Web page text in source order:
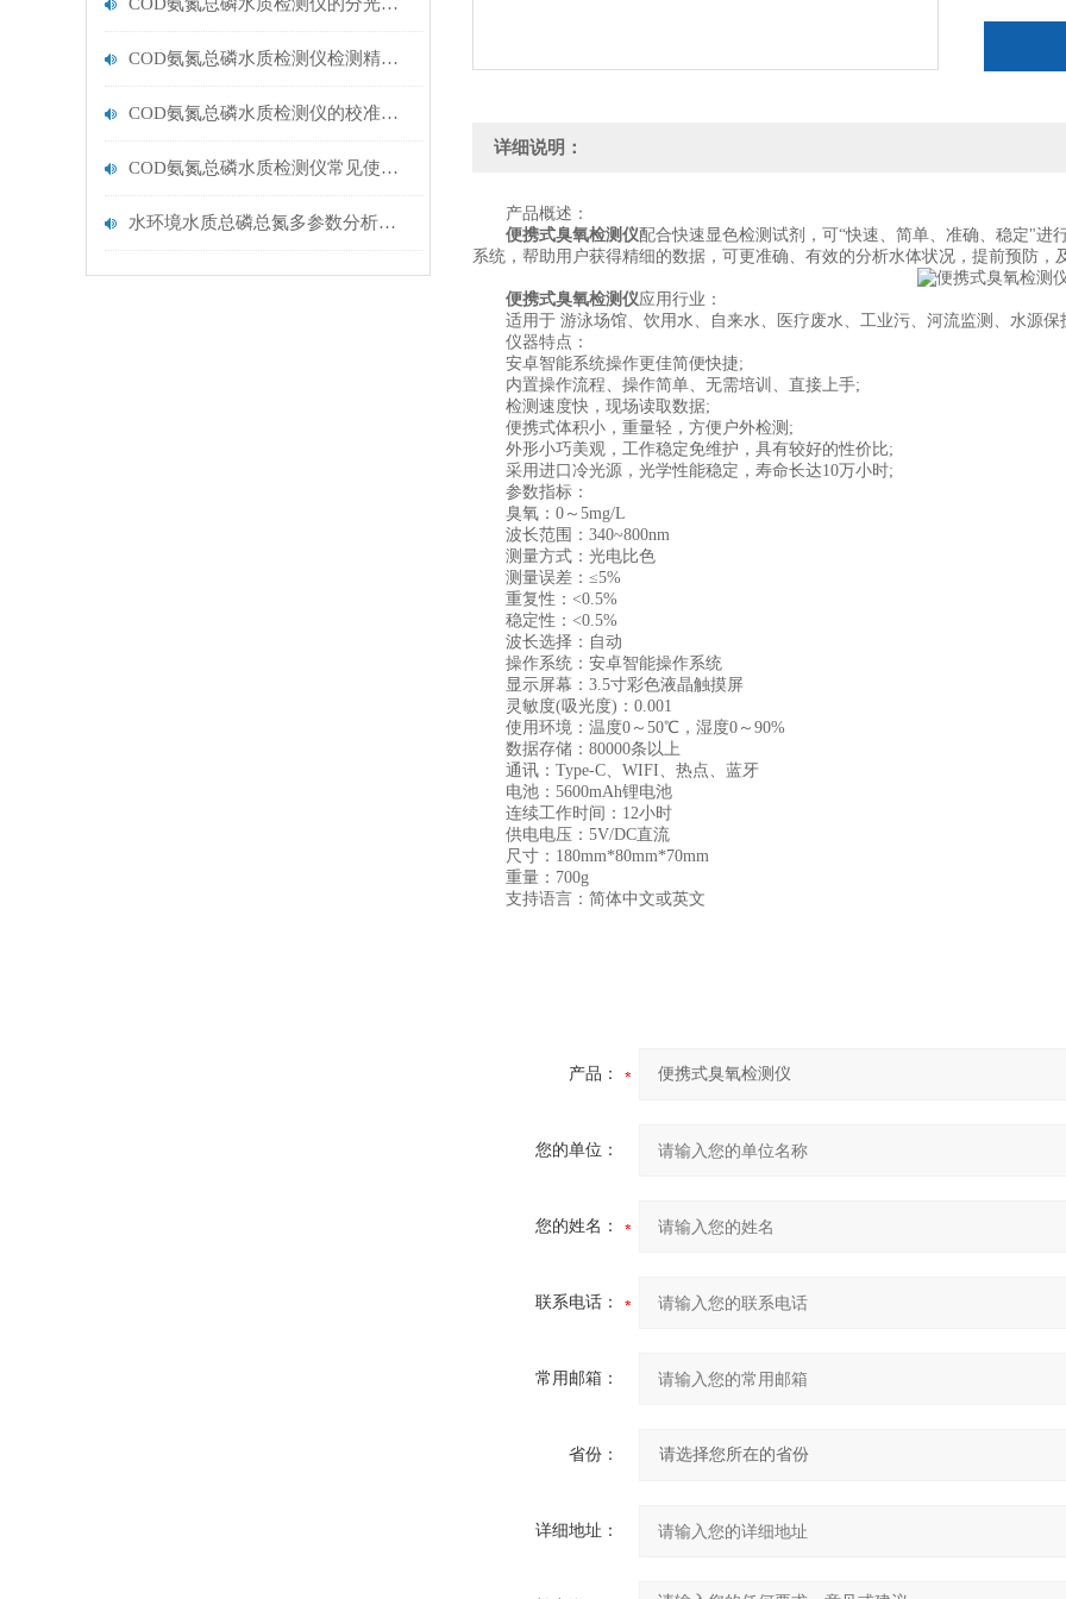
COD氨氮总磷水质检测仪检测精度影响因素与优化措施
COD氨氮总磷水质检测仪的校准流程与周期规范
COD氨氮总磷水质检测仪常见使用误区，请规避！
水环境水质总磷总氮多参数分析测定仪器【云唐多参数水质检测仪推荐】
详细说明：
产品概述：
便携式臭氧检测仪配合快速显色检测试剂，可“快速、简单、准确、稳定"
系统，帮助用户获得精细的数据，可更准确、有效的分析水体状况，提前预防，
便携式臭氧检测仪应用行业：
适用于 游泳场馆、饮用水、自来水、医疗废水、工业污、河流监测、水源保
仪器特点：
安卓智能系统操作更佳简便快捷;
内置操作流程、操作简单、无需培训、直接上手;
检测速度快，现场读取数据;
便携式体积小，重量轻，方便户外检测;
外形小巧美观，工作稳定免维护，具有较好的性价比;
采用进口冷光源，光学性能稳定，寿命长达10万小时;
参数指标：
臭氧：0～5mg/L
波长范围：340~800nm
测量方式：光电比色
测量误差：≤5%
重复性：<0.5%
稳定性：<0.5%
波长选择：自动
操作系统：安卓智能操作系统
显示屏幕：3.5寸彩色液晶触摸屏
灵敏度(吸光度)：0.001
使用环境：温度0～50℃，湿度0～90%
数据存储：80000条以上
通讯：Type-C、WIFI、热点、蓝牙
电池：5600mAh锂电池
连续工作时间：12小时
供电电压：5V/DC直流
尺寸：180mm*80mm*70mm
重量：700g
支持语言：简体中文或英文
产品：
您的单位：
您的姓名：
联系电话：
常用邮箱：
省份：
详细地址：